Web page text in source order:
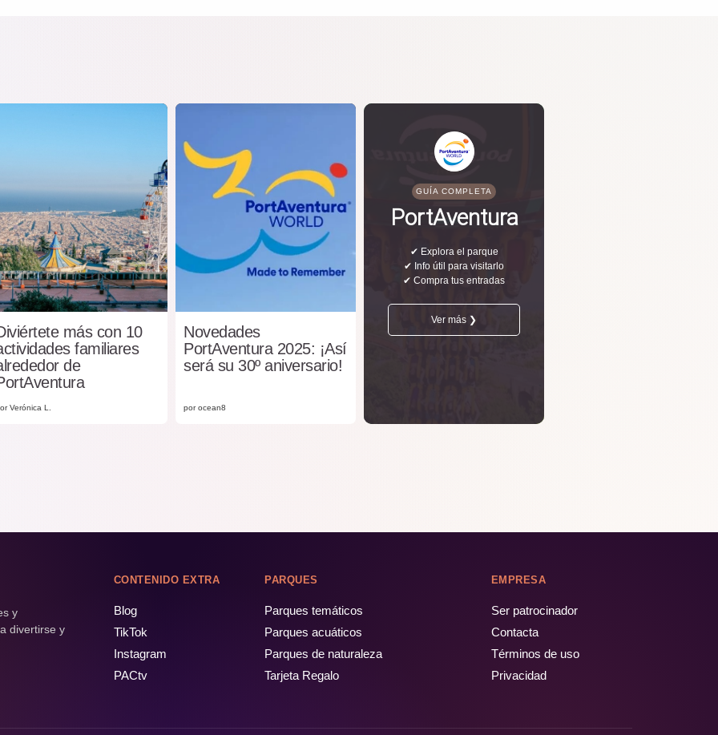
más con 10
familiares
de
Verónica L.
Novedades
PortAventura 2025: ¡Así
será su 30º aniversario!
por ocean8
GUÍA COMPLETA
PortAventura
✔ Explora el parque
✔ Info útil para visitarlo
✔ Compra tus entradas
Ver más ❯
y
divertirse y
CONTENIDO EXTRA
Blog
TikTok
Instagram
PACtv
PARQUES
Parques temáticos
Parques acuáticos
Parques de naturaleza
Tarjeta Regalo
EMPRESA
Ser patrocinador
Contacta
Términos de uso
Privacidad